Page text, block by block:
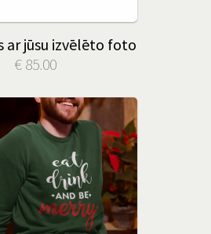
ar jūsu izvēlēto foto
€ 85.00